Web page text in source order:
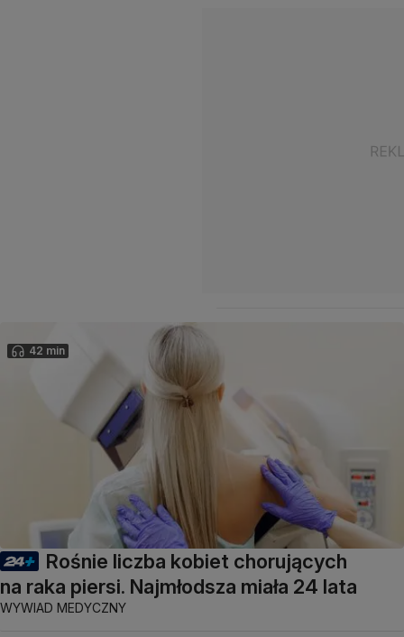
42 min
Rośnie liczba kobiet chorujących
na raka piersi. Najmłodsza miała 24 lata
WYWIAD MEDYCZNY